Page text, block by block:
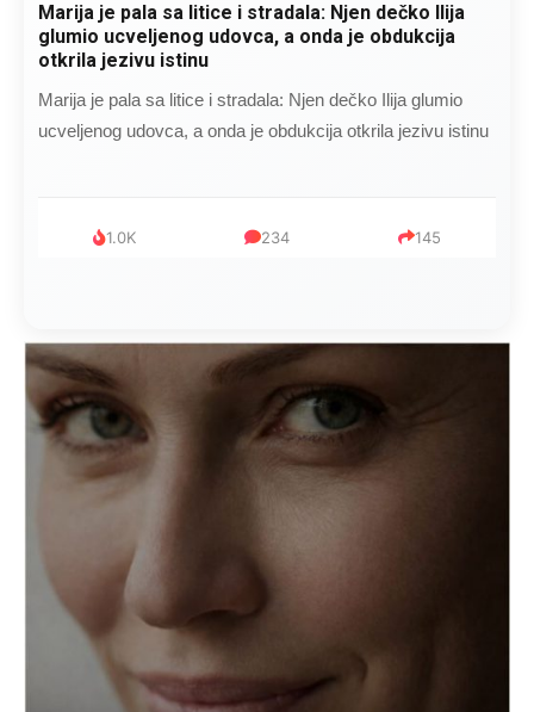
Marija je pala sa litice i stradala: Njen dečko Ilija
glumio ucveljenog udovca, a onda je obdukcija
otkrila jezivu istinu
Marija je pala sa litice i stradala: Njen dečko Ilija glumio
ucveljenog udovca, a onda je obdukcija otkrila jezivu istinu
1.0K 234 145